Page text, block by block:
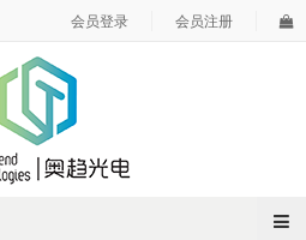
会员登录 会员注册